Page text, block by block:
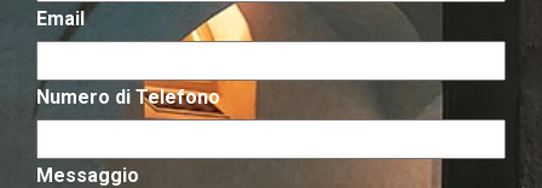
Email
Numero di Telefono
Messaggio